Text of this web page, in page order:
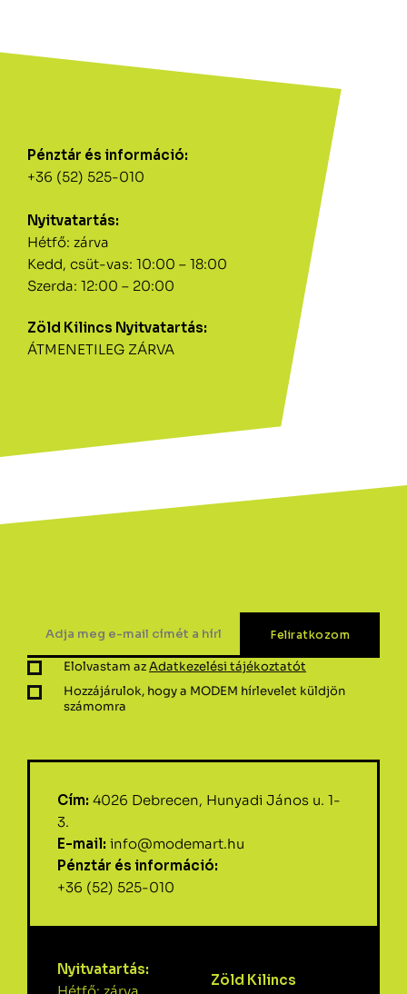
Pénztár és információ:
+36 (52) 525-010
Nyitvatartás:
Hétfő: zárva
Kedd, csüt-vas: 10:00 – 18:00
Szerda: 12:00 – 20:00
Zöld Kilincs Nyitvatartás:
ÁTMENETILEG ZÁRVA
Elolvastam azAdatkezelési tájékoztatót
Hozzájárulok, hogy a MODEM hírlevelet küldjön
számomra
Cím: 4026 Debrecen, Hunyadi János u. 1-
3.
E-mail: info@modemart.hu
Pénztár és információ:
+36 (52) 525-010
Nyitvatartás:
Zöld Kilincs